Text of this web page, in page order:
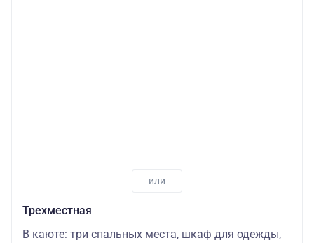
Трехместная
В каюте: три спальных места, шкаф для одежды,